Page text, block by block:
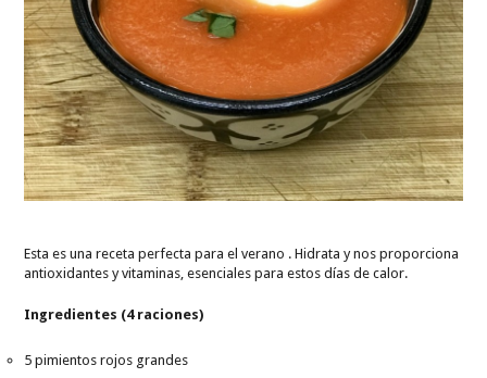
Esta es una receta perfecta para el verano . Hidrata y nos proporciona
antioxidantes y vitaminas, esenciales para estos días de calor.
Ingredientes (4 raciones)
5 pimientos rojos grandes